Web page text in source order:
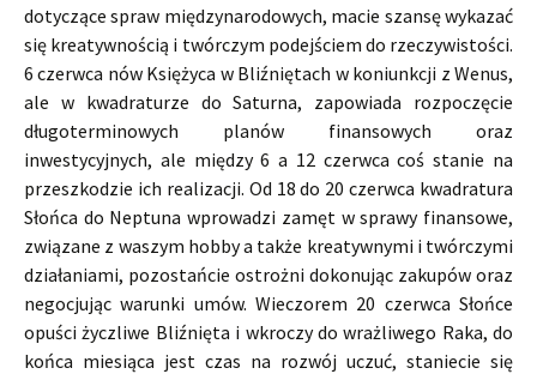
dotyczące spraw międzynarodowych, macie szansę wykazać
się kreatywnością i twórczym podejściem do rzeczywistości.
6 czerwca nów Księżyca w Bliźniętach w koniunkcji z Wenus,
ale w kwadraturze do Saturna, zapowiada rozpoczęcie
długoterminowych planów finansowych oraz
inwestycyjnych, ale między 6 a 12 czerwca coś stanie na
przeszkodzie ich realizacji. Od 18 do 20 czerwca kwadratura
Słońca do Neptuna wprowadzi zamęt w sprawy finansowe,
związane z waszym hobby a także kreatywnymi i twórczymi
działaniami, pozostańcie ostrożni dokonując zakupów oraz
negocjując warunki umów. Wieczorem 20 czerwca Słońce
opuści życzliwe Bliźnięta i wkroczy do wrażliwego Raka, do
końca miesiąca jest czas na rozwój uczuć, staniecie się